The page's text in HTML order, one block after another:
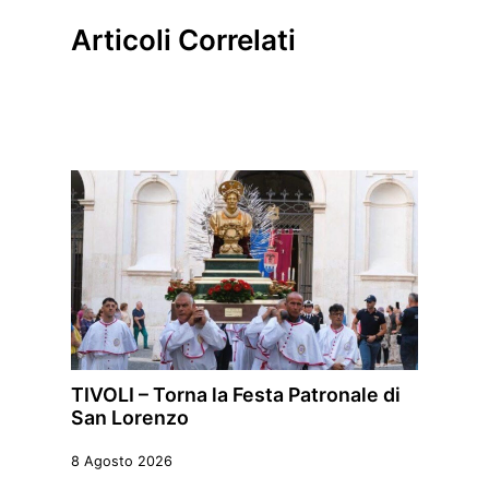
Articoli Correlati
TIVOLI – Torna la Festa Patronale di
San Lorenzo
8 Agosto 2026